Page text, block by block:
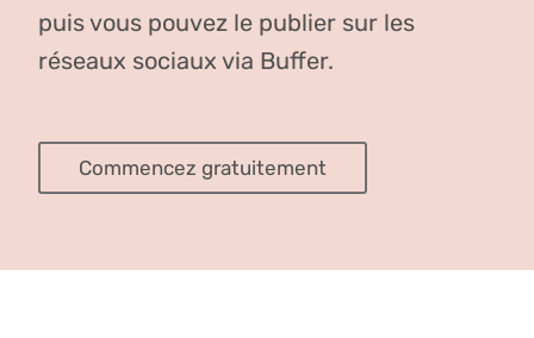
puis vous pouvez le publier sur les
réseaux sociaux via Buffer.
Commencez gratuitement